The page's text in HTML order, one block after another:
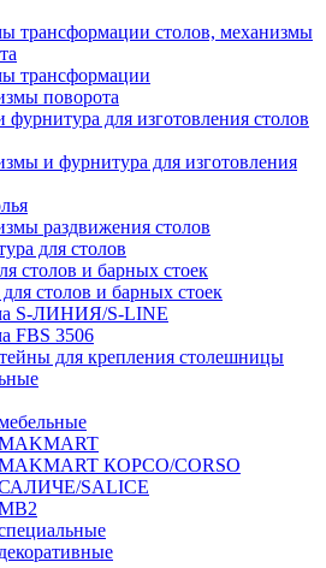
трансформации столов, механизмы
трансформации
поворота
для изготовления столов
и фурнитура для изготовления
раздвижения столов
для столов
столов и барных стоек
столов и барных стоек
S-ЛИНИЯ/S-LINE
FBS 3506
для крепления столешницы
КОРСО/CORSO
SALICE